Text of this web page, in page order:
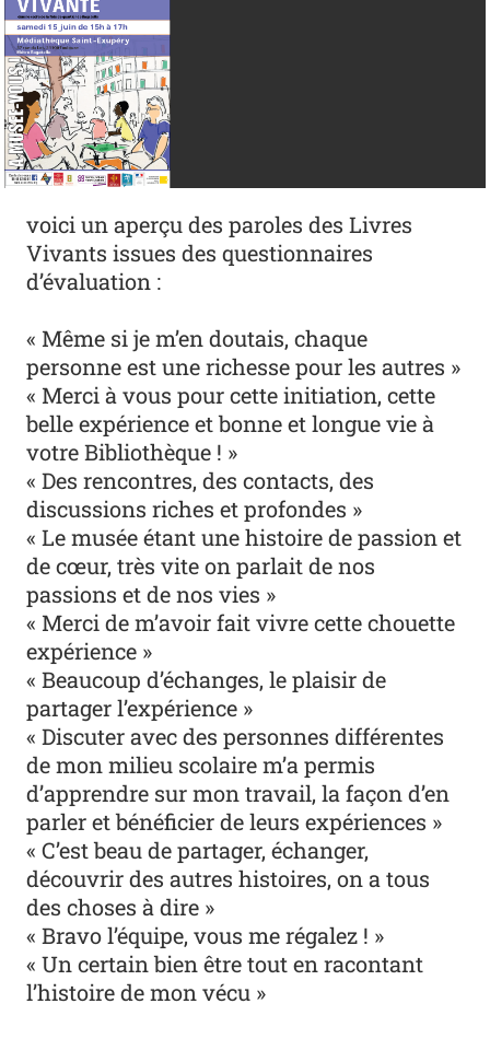
voici un aperçu des paroles des Livres
Vivants issues des questionnaires
d’évaluation :
« Même si je m’en doutais, chaque
personne est une richesse pour les autres »
« Merci à vous pour cette initiation, cette
belle expérience et bonne et longue vie à
votre Bibliothèque ! »
« Des rencontres, des contacts, des
discussions riches et profondes »
« Le musée étant une histoire de passion et
de cœur, très vite on parlait de nos
passions et de nos vies »
« Merci de m’avoir fait vivre cette chouette
expérience »
« Beaucoup d’échanges, le plaisir de
partager l’expérience »
« Discuter avec des personnes différentes
de mon milieu scolaire m’a permis
d’apprendre sur mon travail, la façon d’en
parler et bénéficier de leurs expériences »
« C’est beau de partager, échanger,
découvrir des autres histoires, on a tous
des choses à dire »
« Bravo l’équipe, vous me régalez ! »
« Un certain bien être tout en racontant
l’histoire de mon vécu »